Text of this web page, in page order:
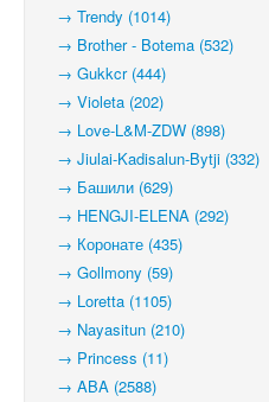
→ Trendy (1014)
→ Brother - Botema (532)
→ Gukkcr (444)
→ Violeta (202)
→ Love-L&M-ZDW (898)
→ Jiulai-Kadisalun-Bytji (332)
→ Башили (629)
→ HENGJI-ELENA (292)
→ Коронате (435)
→ Gollmony (59)
→ Loretta (1105)
→ Nayasitun (210)
→ Princess (11)
→ ABA (2588)